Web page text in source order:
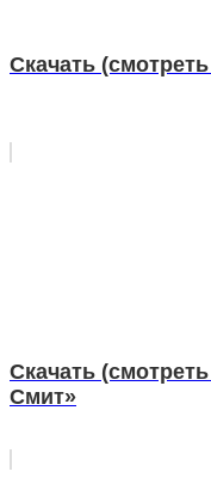
Скачать
Скачать
Смит»